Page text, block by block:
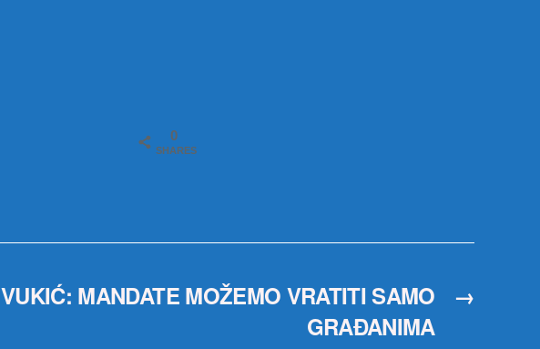
0
SHARES
→
VUKIĆ: MANDATE MOŽEMO VRATITI SAMO
GRAĐANIMA